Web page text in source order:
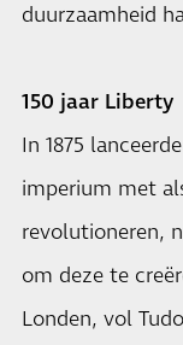
duurzaamheid
150 jaar Liberty
In 1875
imperium met
revolutioneren,
om deze te
Londen, vol